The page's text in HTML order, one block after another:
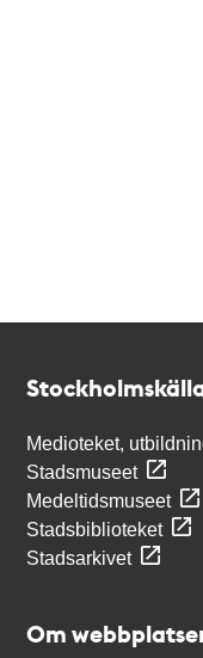
Medioteket,
Stadsmuseet
Medeltidsmuseet
Stadsbiblioteket
Stadsarkivet
Om